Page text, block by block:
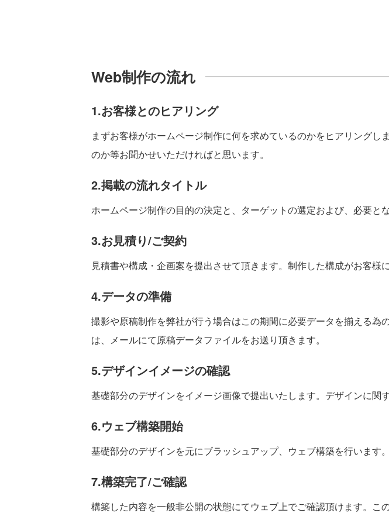
Web制作の流れ
1.お客様とのヒアリング
まずお客様がホームページ制作に何を求めているのかをヒアリング
のか等お聞かせいただければと思います。
2.掲載の流れタイトル
ホームページ制作の目的の決定と、ターゲットの選定および、必要と
3.お見積り/ご契約
見積書や構成・企画案を提出させて頂きます。制作した構成がお客様
4.データの準備
撮影や原稿制作を弊社が行う場合はこの期間に必要データを揃える
は、メールにて原稿データファイルをお送り頂きます。
5.デザインイメージの確認
基礎部分のデザインをイメージ画像で提出いたします。デザインに関
6.ウェブ構築開始
基礎部分のデザインを元にブラッシュアップ、ウェブ構築を行います
7.構築完了/ご確認
構築した内容を一般非公開の状態にてウェブ上でご確認頂けます。こ